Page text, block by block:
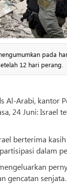
pada
12 hari perang.
Al-Arabi, kantor
24 Juni: Israel
berterima
dalam
gencatan senjata.